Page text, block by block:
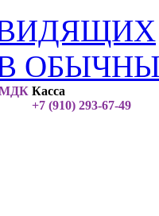
МДК Касса
+7 (910) 293-67-49